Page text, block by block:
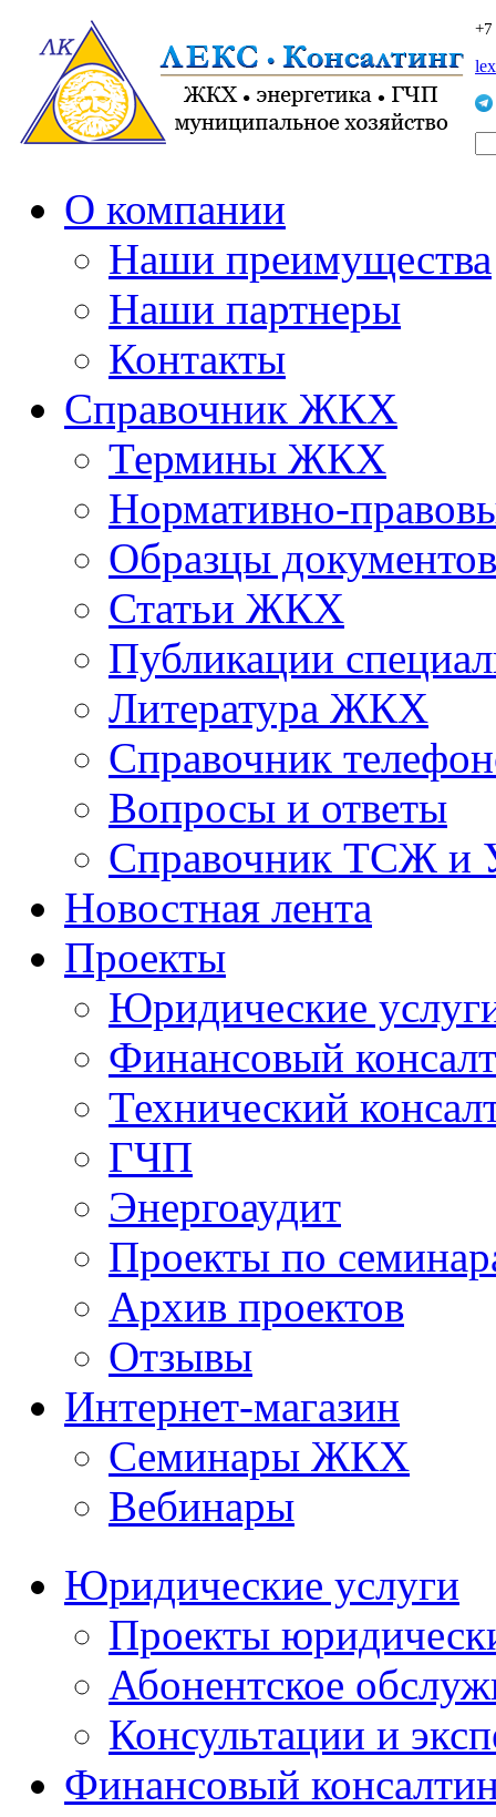
О компании
Наши преимущества
Наши партнеры
Контакты
Справочник ЖКХ
Термины ЖКХ
Нормативно-
Образцы документов
Статьи ЖКХ
Публикации
Литература ЖКХ
Справочник
Вопросы и ответы
Справочник ТСЖ и
Новостная лента
Проекты
Юридические
Финансовый
Технический
ГЧП
Энергоаудит
Проекты по
Архив проектов
Отзывы
Интернет-магазин
Семинары ЖКХ
Вебинары
Юридические услуги
Проекты
Абонентское
Консультации и
Финансовый